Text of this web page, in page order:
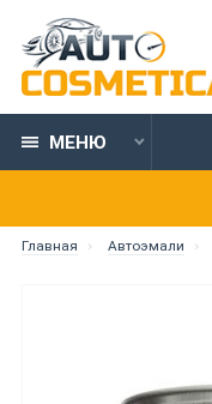
МЕНЮ
Главная Автоэмали